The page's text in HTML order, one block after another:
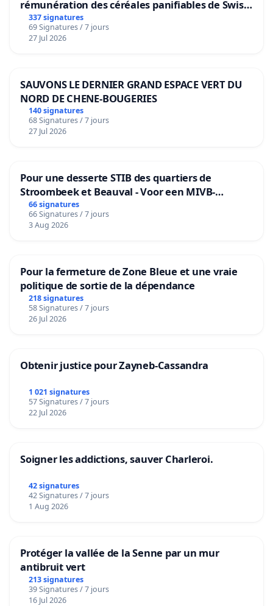
rémunération des céréales panifiables de Swiss
granum basé sur la teneur en protéines
337 signatures
69 Signatures / 7 jours
27 Jul 2026
SAUVONS LE DERNIER GRAND ESPACE VERT DU
NORD DE CHENE-BOUGERIES
140 signatures
68 Signatures / 7 jours
27 Jul 2026
Pour une desserte STIB des quartiers de
Stroombeek et Beauval - Voor een MIVB-
bediening van de wijken Strombeek en Het
Voor
66 signatures
66 Signatures / 7 jours
3 Aug 2026
Pour la fermeture de Zone Bleue et une vraie
politique de sortie de la dépendance
218 signatures
58 Signatures / 7 jours
26 Jul 2026
Obtenir justice pour Zayneb-Cassandra
1 021 signatures
57 Signatures / 7 jours
22 Jul 2026
Soigner les addictions, sauver Charleroi.
42 signatures
42 Signatures / 7 jours
1 Aug 2026
Protéger la vallée de la Senne par un mur
antibruit vert
213 signatures
39 Signatures / 7 jours
16 Jul 2026